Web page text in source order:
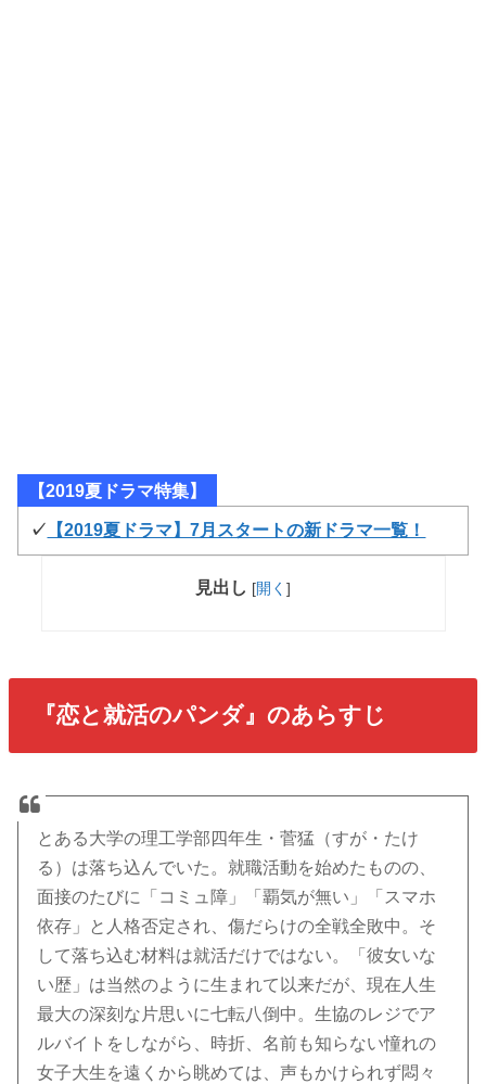
【2019夏ドラマ特集】
✓ 【2019夏ドラマ】7月スタートの新ドラマ一覧！
見出し [開く ]
『恋と就活のパンダ』のあらすじ
とある大学の理工学部四年生・菅猛（すが・たけ
る）は落ち込んでいた。就職活動を始めたものの、
面接のたびに「コミュ障」「覇気が無い」「スマホ
依存」と人格否定され、傷だらけの全戦全敗中。そ
して落ち込む材料は就活だけではない。「彼女いな
い歴」は当然のように生まれて以来だが、現在人生
最大の深刻な片思いに七転八倒中。生協のレジでア
ルバイトをしながら、時折、名前も知らない憧れの
女子大生を遠くから眺めては、声もかけられず悶々